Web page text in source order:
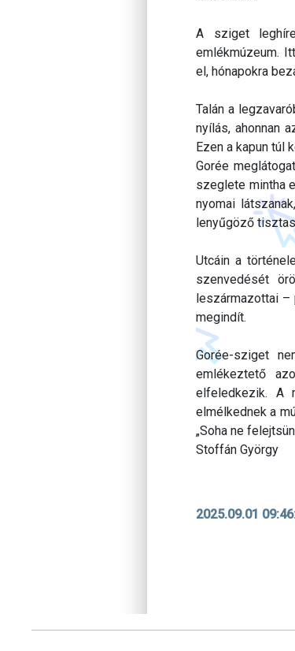
A sziget
emlékmúzeum.
el, hónapokra
Talán a
nyílás, ahonnan
Ezen a kapun túl
Gorée
szeglete mintha
nyomai
lenyűgöző
Utcáin a
szenvedését
leszármazottai
megindít.
Gorée-sziget
emlékeztető
elfeledkezik. A
elmélkednek a
„Soha ne
Stoffán György
2025.09.01